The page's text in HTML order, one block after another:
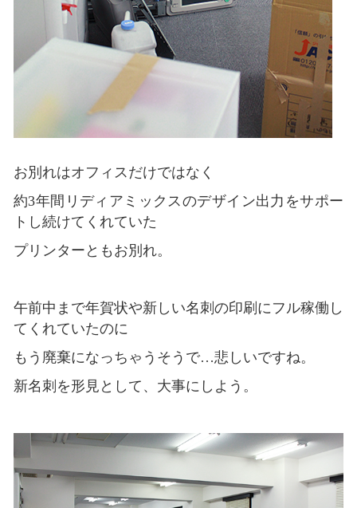
お別れはオフィスだけではなく
約3年間リディアミックスのデザイン出力をサポー
トし続けてくれていた
プリンターともお別れ。
午前中まで年賀状や新しい名刺の印刷にフル稼働し
てくれていたのに
もう廃棄になっちゃうそうで…悲しいですね。
新名刺を形見として、大事にしよう。